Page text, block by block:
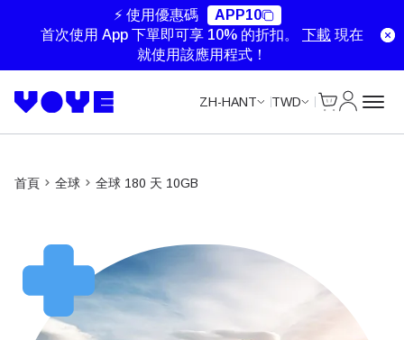
⚡ 使用優惠碼
APP10
首次使用 App 下單即可享 10% 的折扣。 下載 現在
就使用該應用程式！
ZH-HANT TWD
首頁 全球 全球 180 天 10GB